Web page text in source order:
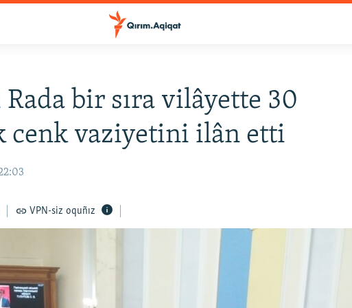
Rada bir sıra vilâyette 30
cenk vaziyetini ilân etti
VPN-siz oquñız